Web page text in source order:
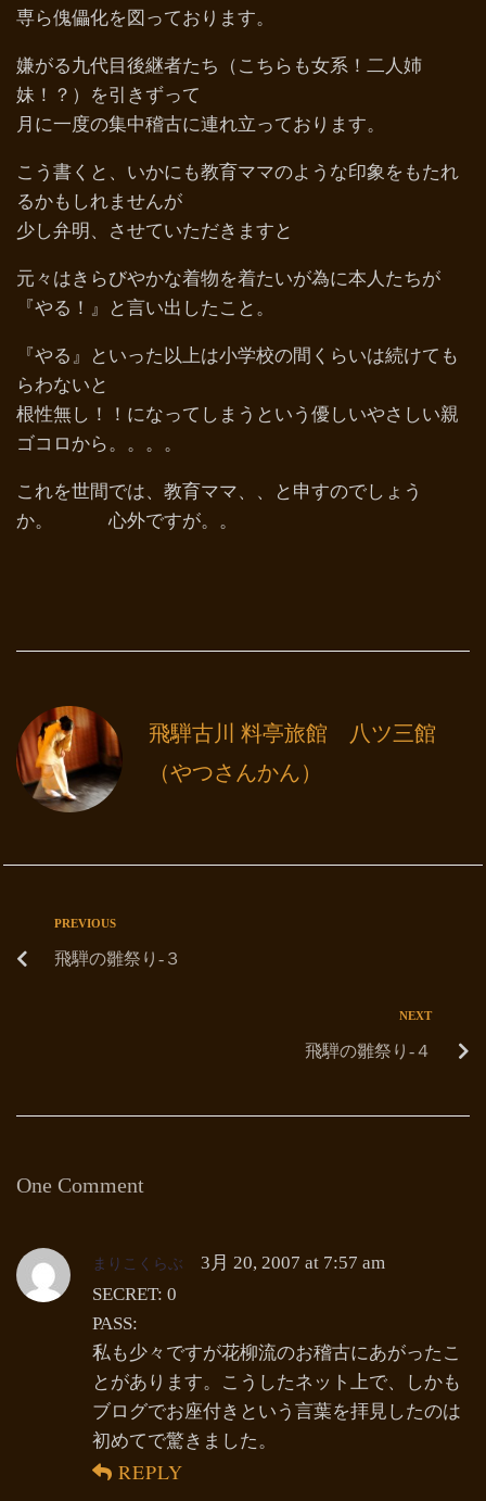
専ら傀儡化を図っております。
嫌がる九代目後継者たち（こちらも女系！二人姉
妹！？）を引きずって
月に一度の集中稽古に連れ立っております。
こう書くと、いかにも教育ママのような印象をもたれ
るかもしれませんが
少し弁明、させていただきますと
元々はきらびやかな着物を着たいが為に本人たちが
『やる！』と言い出したこと。
『やる』といった以上は小学校の間くらいは続けても
らわないと
根性無し！！になってしまうという優しいやさしい親
ゴコロから。。。。
これを世間では、教育ママ、、と申すのでしょう
か。 心外ですが。。
飛騨古川 料亭旅館 八ツ三館
（やつさんかん）
PREVIOUS
飛騨の雛祭り-３
NEXT
飛騨の雛祭り-４
One Comment
まりこくらぶ
3月 20, 2007 at 7:57 am
SECRET: 0
PASS:
私も少々ですが花柳流のお稽古にあがったこ
とがあります。こうしたネット上で、しかも
ブログでお座付きという言葉を拝見したのは
初めてで驚きました。
REPLY